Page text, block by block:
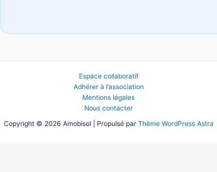
Espace collaboratif
Adhérer à l’association
Mentions légales
Nous contacter
Copyright © 2026 Amobisol | Propulsé par Thème WordPress Astra